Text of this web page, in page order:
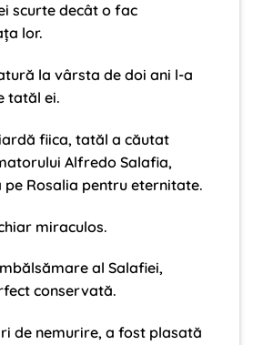
scurte decât o fac
lor.
la vârsta de doi ani l-a
tatăl ei.
fiica, tatăl a căutat
Alfredo Salafia,
Rosalia pentru eternitate.
miraculos.
al Salafiei,
conservată.
de nemurire, a fost plasată